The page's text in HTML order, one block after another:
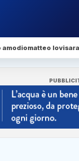
amodiomatteo lovisa